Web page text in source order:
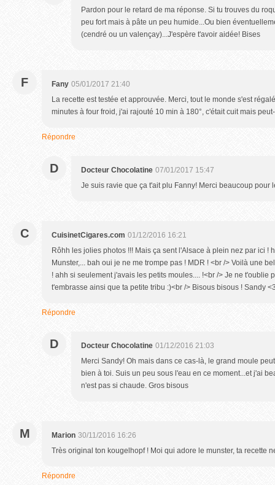
Pardon pour le retard de ma réponse. Si tu trouves du
peu fort mais à pâte un peu humide...Ou bien
(cendré ou un valençay)...J'espère t'avoir aidée! Bises
F Fany 05/01/2017 21:40
La recette est testée et approuvée. Merci, tout le monde s'est
minutes à four froid, j'ai rajouté 10 min à 180°, c'était cuit mais
Répondre
D Docteur Chocolatine 07/01/2017 15:47
Je suis ravie que ça t'ait plu Fanny! Merci beaucoup pour
C CuisinetCigares.com 01/12/2016 16:21
Rôhh les jolies photos !!! Mais ça sent l'Alsace à plein nez par ici !
Munster,... bah oui je ne me trompe pas ! MDR ! <br /> Voilà une
! ahh si seulement j'avais les petits moules.... !<br /> Je ne t'oublie
t'embrasse ainsi que ta petite tribu :)<br /> Bisous bisous ! Sandy
Répondre
D Docteur Chocolatine 01/12/2016 21:03
Merci Sandy! Oh mais dans ce cas-là, le grand moule
bien à toi. Suis un peu sous l'eau en ce moment...et j'ai
n'est pas si chaude. Gros bisous
M Marion 30/11/2016 16:26
Très original ton kougelhopf ! Moi qui adore le munster, ta recette
Répondre